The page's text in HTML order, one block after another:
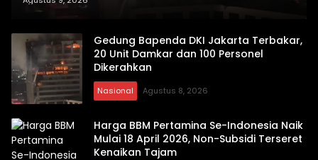
Gedung Bapenda DKI Jakarta Terbakar,
20 Unit Damkar dan 100 Personel
Dikerahkan
Nasional Agustus 8, 2026
Harga BBM Pertamina Se-Indonesia Naik
Mulai 18 April 2026, Non-Subsidi Terseret
Kenaikan Tajam